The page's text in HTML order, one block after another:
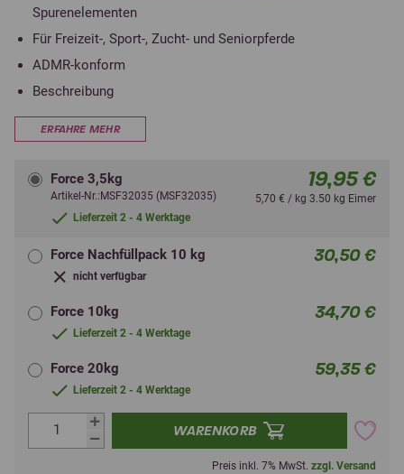
Spurenelementen
Für Freizeit-, Sport-, Zucht- und Seniorpferde
ADMR-konform
Beschreibung
ERFAHRE MEHR
Force 3,5kg
Artikel-Nr.:MSF32035 (MSF32035)
Lieferzeit 2 - 4 Werktage
19,95 €
5,70 € / kg 3.50 kg Eimer
Force Nachfüllpack 10 kg
nicht verfügbar
30,50 €
Force 10kg
Lieferzeit 2 - 4 Werktage
34,70 €
Force 20kg
Lieferzeit 2 - 4 Werktage
59,35 €
WARENKORB
Preis inkl. 7% MwSt. zzgl. Versand